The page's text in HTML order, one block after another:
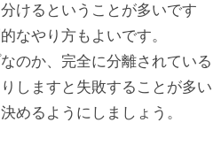
けるということが多いです
なやり方もよいです。
のか、完全に分離されている
しますと失敗することが多い
めるようにしましょう。